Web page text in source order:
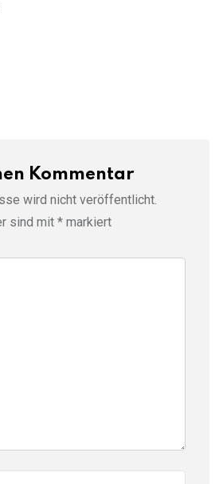
Kommentar
wird nicht veröffentlicht.
sind mit * markiert